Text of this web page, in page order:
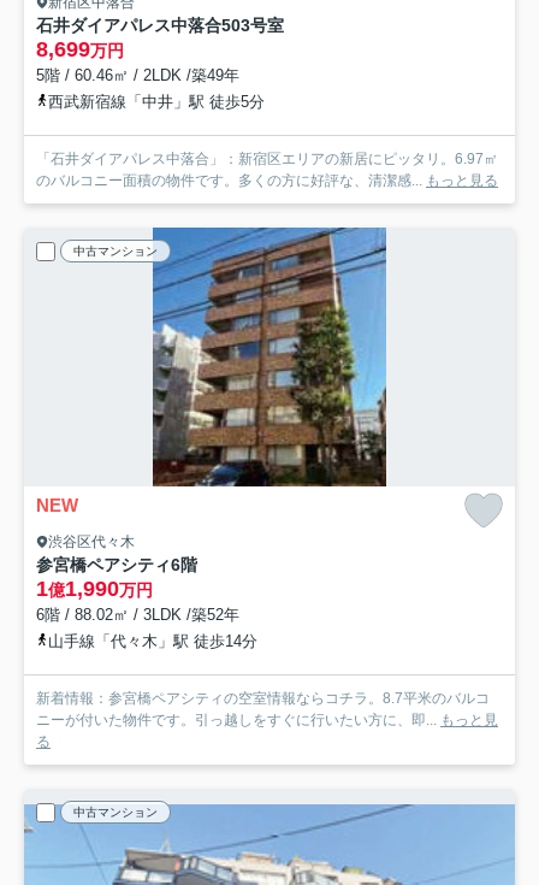
石井ダイアパレス中落合503号室
8,699万円
5階 / 60.46㎡ / 2LDK /築49年
西武新宿線「中井」駅 徒歩5分
「石井ダイアパレス中落合」：新宿区エリアの新居にピッタリ。6.97㎡
のバルコニー面積の物件です。多くの方に好評な、清潔感...
もっと見る
中古マンション
NEW
渋谷区代々木
参宮橋ペアシティ6階
1億1,990万円
6階 / 88.02㎡ / 3LDK /築52年
山手線「代々木」駅 徒歩14分
新着情報：参宮橋ペアシティの空室情報ならコチラ。8.7平米のバルコ
ニーが付いた物件です。引っ越しをすぐに行いたい方に、即...
もっと見
る
中古マンション